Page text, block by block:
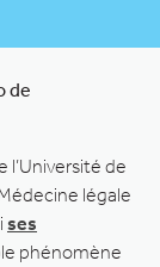
de
l’Université de
légale
ses
phénomène